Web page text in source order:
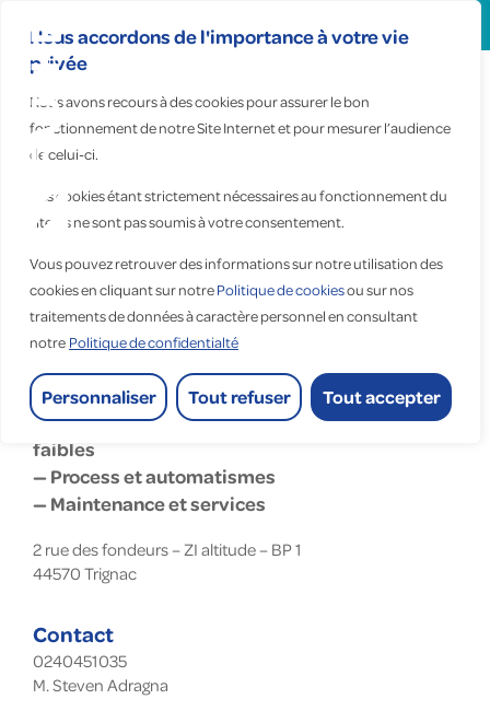
Nous accordons de l'importance à votre vie
privée
Nous avons recours à des cookies pour assurer le bon
fonctionnement de notre Site Internet et pour mesurer l’audience
de celui-ci.
Ces cookies étant strictement nécessaires au fonctionnement du
site, ils ne sont pas soumis à votre consentement.
Vous pouvez retrouver des informations sur notre utilisation des
cookies en cliquant sur notrePolitique de cookiesou sur nos
traitements de données à caractère personnel en consultant
notre Politique de confidentialté
Personnaliser Tout refuser Tout accepter
Fauché
Nazaire
Accueil > Fauché Saint-Nazaire
Fauché Saint-Nazaire
tertiaire
— Installations électriques courants forts et
faibles
— Process et automatismes
— Maintenance et services
2 rue des fondeurs – ZI altitude – BP 1
44570 Trignac
Contact
0240451035
M. Steven Adragna